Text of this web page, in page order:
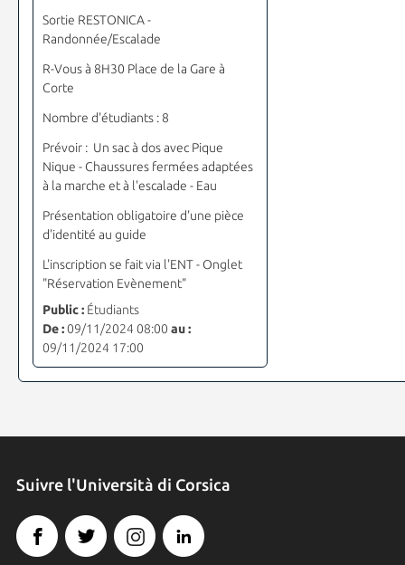
Sortie RESTONICA -
Randonnée/Escalade
R-Vous à 8H30 Place de la Gare à
Corte
Nombre d'étudiants : 8
Prévoir : Un sac à dos avec Pique
Nique - Chaussures fermées adaptées
à la marche et à l'escalade - Eau
Présentation obligatoire d'une pièce
d'identité au guide
L'inscription se fait via l'ENT - Onglet
"Réservation Evènement"
Public :Étudiants
De :09/11/2024 08:00 au :
09/11/2024 17:00
Suivre l'Università di Corsica